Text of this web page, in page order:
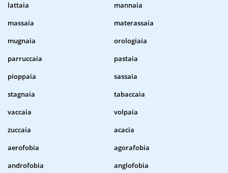
lattaia
mannaia
massaia
materassaia
mugnaia
orologiaia
parruccaia
pastaia
pioppaia
sassaia
stagnaia
tabaccaia
vaccaia
volpaia
zuccaia
acacia
aerofobia
agorafobia
androfobia
anglofobia